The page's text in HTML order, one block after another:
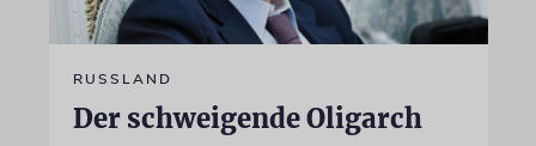
RUSSLAND
Der schweigende Oligarch